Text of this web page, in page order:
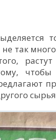
не так